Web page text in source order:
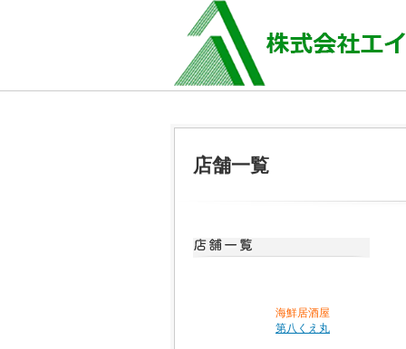
店舗一覧
海鮮居酒屋
第八くえ丸